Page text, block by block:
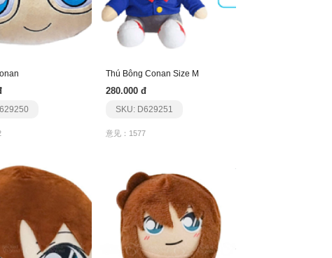
Thú Bông Conan Size M
280.000 đ
SKU: D629251
意见：1577